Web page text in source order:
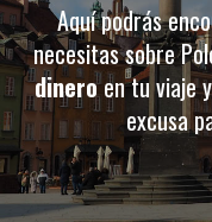
Aquí podrás
necesitas sobre
dineroen tu viaje
excusa